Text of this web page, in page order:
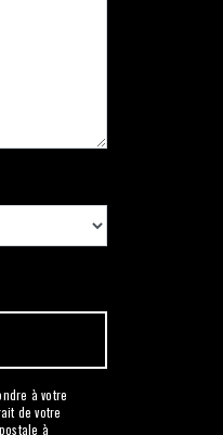
à votre
de votre
à